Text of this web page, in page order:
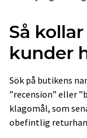
Så
kunder
Sök på butikens
”recension” eller
klagomål, som
obefintlig